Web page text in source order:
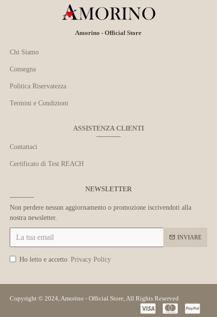
Amorino - Official Store
Chi Siamo
Consegna
Politica Riservatezza
Termini e Condizioni
ASSISTENZA CLIENTI
Contattaci
Certificato di Test REACH
NEWSLETTER
Non perdere nessun aggiornamento o promozione iscrivendoti alla
nostra newsletter.
INVIARE
Ho letto e accetto Privacy Policy
Copyright © 2024, Amorino - Official Store, All Rights Reserved